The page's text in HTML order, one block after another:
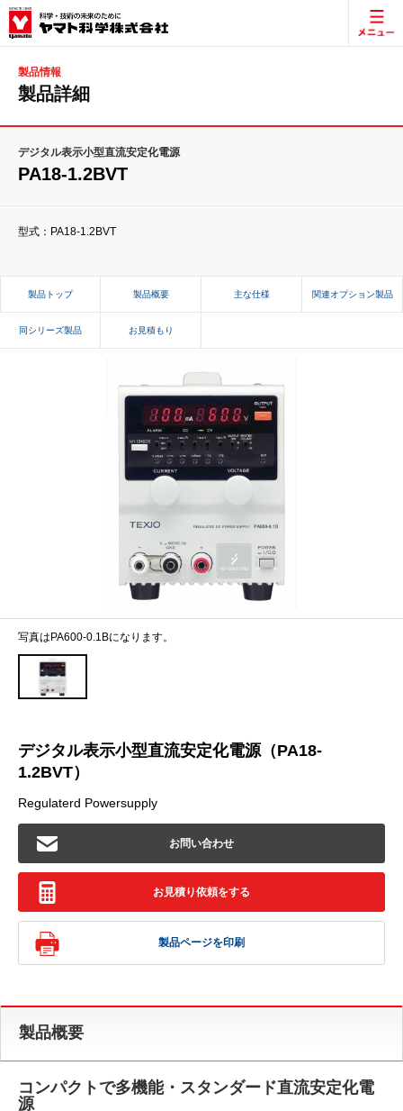
製品情報
製品詳細
デジタル表示小型直流安定化電源
PA18-1.2BVT
型式：PA18-1.2BVT
製品トップ 製品概要 主な仕様 関連オプション製品
同シリーズ製品 お見積もり
写真はPA600-0.1Bになります。
デジタル表示小型直流安定化電源（PA18-
1.2BVT）
Regulaterd Powersupply
お問い合わせ
お見積り依頼をする
製品ページを印刷
製品概要
コンパクトで多機能・スタンダード直流安定化電
源